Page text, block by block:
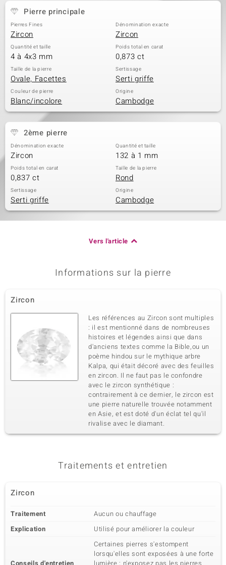
Pierre principale
Pierres Fines
Zircon
Dénomination exacte
Zircon
Quantité et taille
4 à 4x3 mm
Poids total en carat
0,873 ct
Taille de la pierre
Ovale, Facettes
Sertissage
Serti griffe
Couleur de pierre
Blanc/incolore
Origine
Cambodge
2ème pierre
Dénomination exacte
Zircon
Quantité et taille
132 à 1 mm
Poids total en carat
0,837 ct
Taille de la pierre
Rond
Sertissage
Serti griffe
Origine
Cambodge
Vers l'article
Informations sur la pierre
Zircon
Les références au Zircon sont multiples
: il est mentionné dans de nombreuses
histoires et légendes ainsi que dans
d'anciens textes comme la Bible,ou un
poème hindou sur le mythique arbre
Kalpa, qui était décoré avec des feuilles
en zircon. Il ne faut pas le confondre
avec le zircon synthétique :
contrairement à ce dernier, le zircon est
une pierre naturelle trouvée notamment
en Asie, et est doté d'un éclat tel qu'il
rivalise avec le diamant.
Traitements et entretien
Zircon
Traitement
Aucun ou chauffage
Explication
Utilisé pour améliorer la couleur
Certaines pierres s'estompent
lorsqu'elles sont exposées à une forte